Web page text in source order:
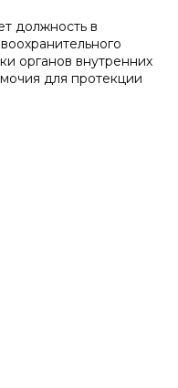
должность в
органов внутренних
для протекции